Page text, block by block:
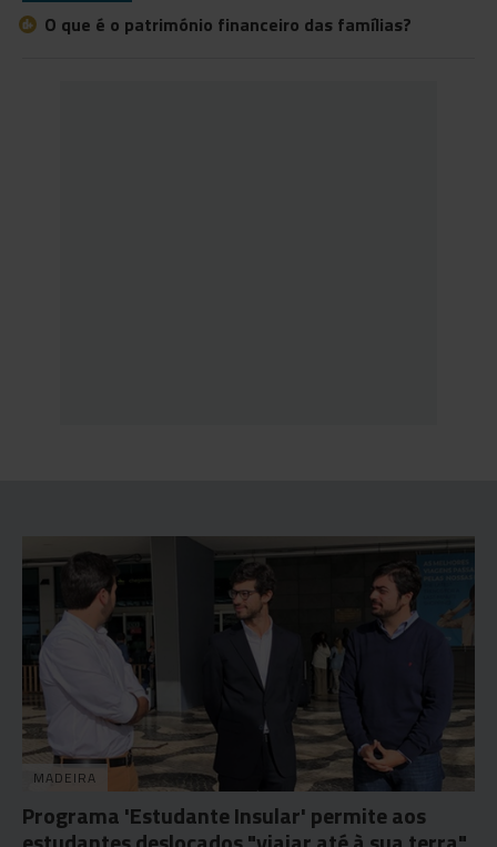
O que é o património financeiro das famílias?
MADEIRA
Programa 'Estudante Insular' permite aos